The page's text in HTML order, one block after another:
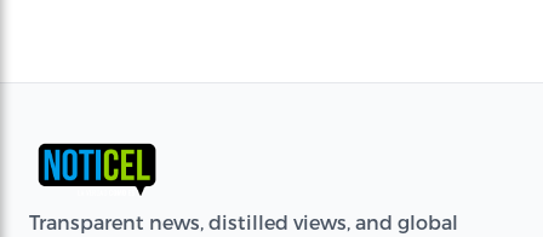
Transparent news, distilled views, and global